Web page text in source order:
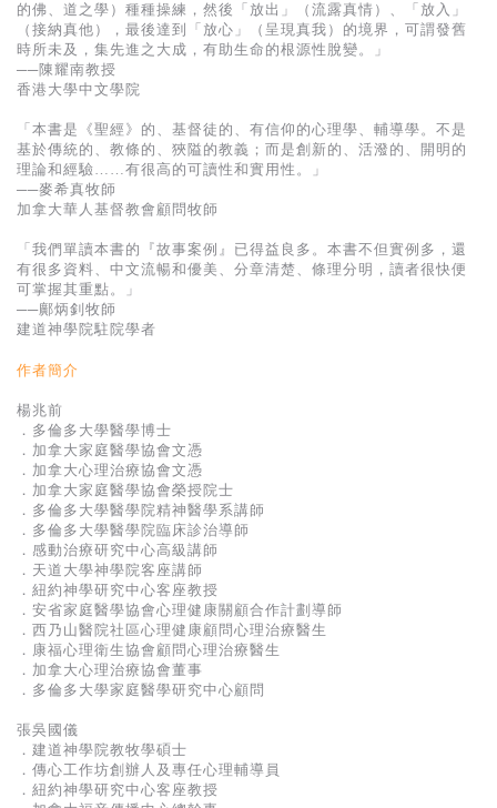
的佛、道之學）種種操練，然後「放出」（流露真情）、「放入」
（接納真他），最後達到「放心」（呈現真我）的境界，可謂發舊
時所未及，集先進之大成，有助生命的根源性脫變。」
──陳耀南教授
香港大學中文學院
「本書是《聖經》的、基督徒的、有信仰的心理學、輔導學。不是
基於傳統的、教條的、狹隘的教義；而是創新的、活潑的、開明的
理論和經驗……有很高的可讀性和實用性。」
──麥希真牧師
加拿大華人基督教會顧問牧師
「我們單讀本書的『故事案例』已得益良多。本書不但實例多，還
有很多資料、中文流暢和優美、分章清楚、條理分明，讀者很快便
可掌握其重點。」
──鄺炳釗牧師
建道神學院駐院學者
作者簡介
楊兆前
．多倫多大學醫學博士
．加拿大家庭醫學協會文憑
．加拿大心理治療協會文憑
．加拿大家庭醫學協會榮授院士
．多倫多大學醫學院精神醫學系講師
．多倫多大學醫學院臨床診治導師
．感動治療研究中心高級講師
．天道大學神學院客座講師
．紐約神學研究中心客座教授
．安省家庭醫學協會心理健康關顧合作計劃導師
．西乃山醫院社區心理健康顧問心理治療醫生
．康福心理衛生協會顧問心理治療醫生
．加拿大心理治療協會董事
．多倫多大學家庭醫學研究中心顧問
張吳國儀
．建道神學院教牧學碩士
．傳心工作坊創辦人及專任心理輔導員
．紐約神學研究中心客座教授